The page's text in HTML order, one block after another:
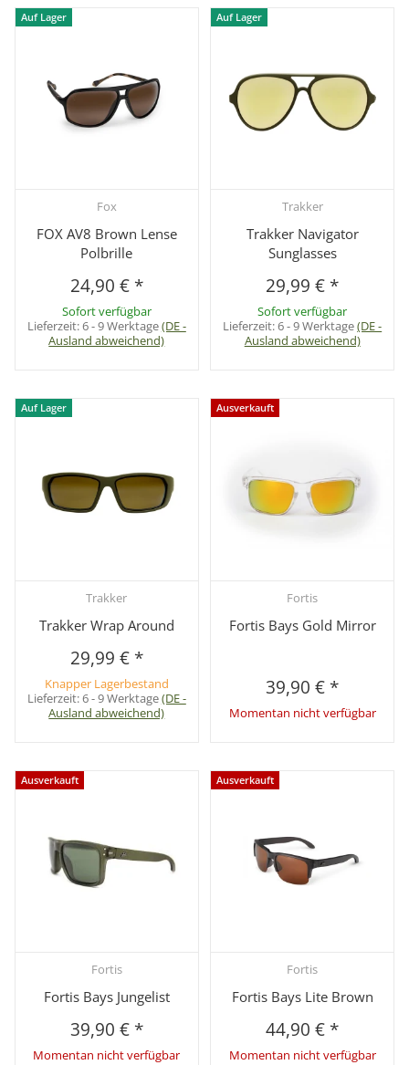
Auf Lager
Fox
FOX AV8 Brown Lense
Polbrille
24,90 € *
Sofort verfügbar
Lieferzeit:6 - 9 Werktage(DE -
Ausland abweichend)
Auf Lager
Trakker
Trakker Navigator
Sunglasses
29,99 € *
Sofort verfügbar
Lieferzeit:6 - 9 Werktage(DE -
Ausland abweichend)
Auf Lager
Trakker
Trakker Wrap Around
29,99 € *
Knapper Lagerbestand
Lieferzeit:6 - 9 Werktage(DE -
Ausland abweichend)
Ausverkauft
Fortis
Fortis Bays Gold Mirror
39,90 € *
Momentan nicht verfügbar
Ausverkauft
Fortis
Fortis Bays Jungelist
39,90 € *
Momentan nicht verfügbar
Ausverkauft
Fortis
Fortis Bays Lite Brown
44,90 € *
Momentan nicht verfügbar